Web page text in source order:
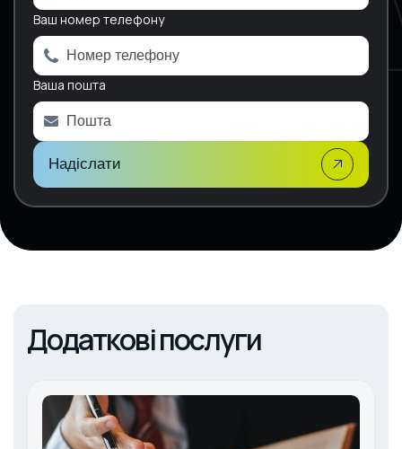
Ваш номер телефону
Ваша пошта
Надіслати
e
r
n
a
t
i
e
Додаткові послуги